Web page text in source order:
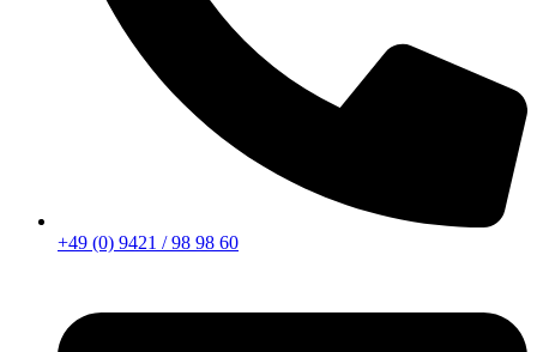
+49 (0) 9421 / 98 98 60